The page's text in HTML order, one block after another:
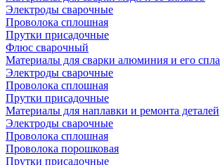
Электроды сварочные
Проволока сплошная
Прутки присадочные
Флюс сварочный
Материалы для сварки алюминия и его
Электроды сварочные
Проволока сплошная
Прутки присадочные
Материалы для наплавки и ремонта деталей
Электроды сварочные
Проволока сплошная
Проволока порошковая
Прутки присадочные